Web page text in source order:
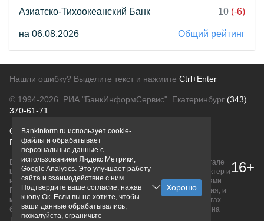
Азиатско-Тихоокеанский Банк
10 (-6)
на 06.08.2026 Общий рейтинг
Нашли ошибку? Выделите текст и нажмите Ctrl+Enter
© 1994-2026. РИА "БанкИнформСервис". Екатеринбург (343)
370-61-71
О проектеПолитика конфиденциальности
Правовая информацияДля рекламодателей
Вся информация о продуктах банков, размещенная на портале
bankinform.ru, носит исключительно ознакомительный характер и
не является публичной офертой, определяемой положениями
ГК РФ. Информация не содержит точного и полного описания, и
может быть изменена. Конечные условия уточняйте на сайтах
банков или при личном обращении. Исключительное право на
товарные знаки принадлежит их правообладателям.
16+
Bankinform.ru использует cookie-
файлы и обрабатывает
персональные данные с
использованием Яндекс Метрики,
Google Analytics. Это улучшает работу
сайта и взаимодействие с ним.
Подтвердите ваше согласие, нажав
кнопу Ок. Если вы не хотите, чтобы
ваши данные обрабатывались,
пожалуйста, ограничьте